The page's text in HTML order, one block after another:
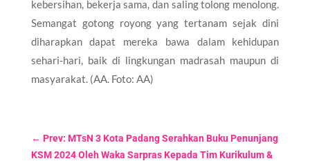
kebersihan, bekerja sama, dan saling tolong menolong.
Semangat gotong royong yang tertanam sejak dini
diharapkan dapat mereka bawa dalam kehidupan
sehari-hari, baik di lingkungan madrasah maupun di
masyarakat. (AA. Foto: AA)
← Prev: MTsN 3 Kota Padang Serahkan Buku Penunjang
KSM 2024 Oleh Waka Sarpras Kepada Tim Kurikulum &